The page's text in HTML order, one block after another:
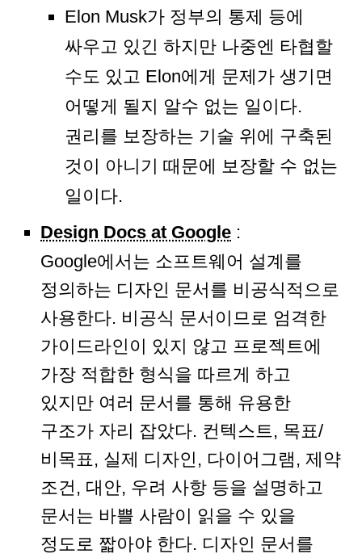
Elon Musk가 정부의 통제 등에
싸우고 있긴 하지만 나중엔 타협할
수도 있고 Elon에게 문제가 생기면
어떻게 될지 알수 없는 일이다.
권리를 보장하는 기술 위에 구축된
것이 아니기 때문에 보장할 수 없는
일이다.
Design Docs at Google :
Google에서는 소프트웨어 설계를
정의하는 디자인 문서를 비공식적으로
사용한다. 비공식 문서이므로 엄격한
가이드라인이 있지 않고 프로젝트에
가장 적합한 형식을 따르게 하고
있지만 여러 문서를 통해 유용한
구조가 자리 잡았다. 컨텍스트, 목표/
비목표, 실제 디자인, 다이어그램, 제약
조건, 대안, 우려 사항 등을 설명하고
문서는 바쁠 사람이 읽을 수 있을
정도로 짧아야 한다. 디자인 문서를